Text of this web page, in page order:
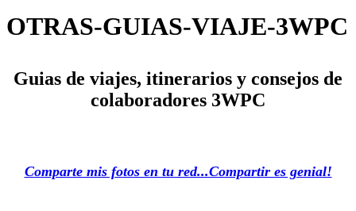
OTRAS-GUIAS-VIAJE-3WPC
Guias de viajes, itinerarios y consejos de
colaboradores 3WPC
Comparte mis fotos en tu red...Compartir es genial!